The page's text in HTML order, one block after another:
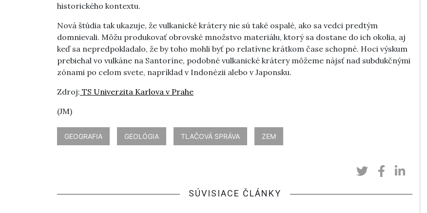
historického kontextu.
Nová štúdia tak ukazuje, že vulkanické krátery nie sú také ospalé, ako sa vedci predtým
domnievali. Môžu produkovať obrovské množstvo materiálu, ktorý sa dostane do ich okolia, aj
keď sa nepredpokladalo, že by toho mohli byť po relatívne krátkom čase schopné. Hoci výskum
prebiehal vo vulkáne na Santoríne, podobné vulkanické krátery môžeme nájsť nad subdukčnými
zónami po celom svete, napríklad v Indonézii alebo v Japonsku.
Zdroj: TS Univerzita Karlova v Prahe
(JM)
GEOGRAFIA GEOLÓGIA TLAČOVÁ SPRÁVA ZEM
SÚVISIACE ČLÁNKY